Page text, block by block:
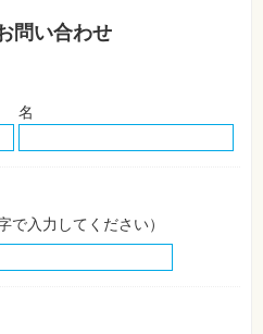
問い合わせ
名
で入力してください）